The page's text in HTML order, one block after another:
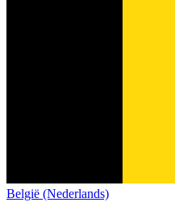
België (Nederlands)